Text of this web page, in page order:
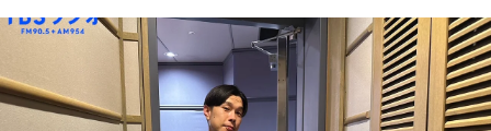
トピックス
TBS Podcast
お知らせ
イベント・グッズ
YouTube